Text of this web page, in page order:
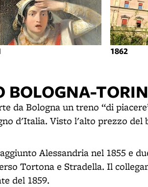
1862
BOLOGNA-
da Bologna un treno “di
d'Italia. Visto l'alto prezzo del
Alessandria nel 1855 e
Tortona e Stradella. Il
del 1859.